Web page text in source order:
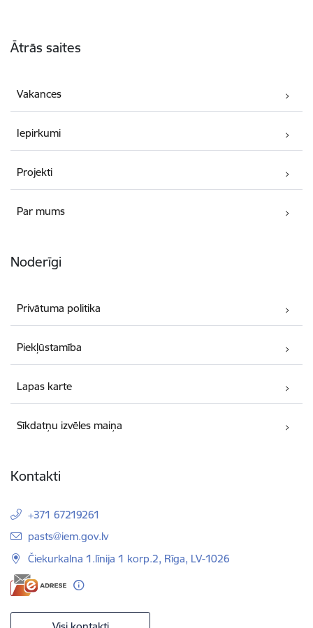
Ātrās saites
Vakances
Iepirkumi
Projekti
Par mums
Noderīgi
Privātuma politika
Piekļūstamība
Lapas karte
Sīkdatņu izvēles maiņa
Kontakti
+371 67219261
E-pasts:
pasts@iem.gov.lv
Čiekurkalna 1.līnija 1 korp.2, Rīga, LV-1026